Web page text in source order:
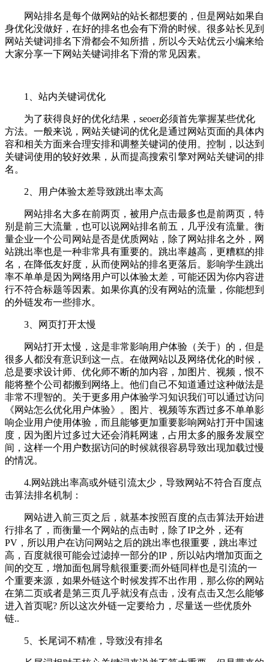
网站排名是每个做网站的站长都想要的，但是网站如果自
身优化没做好，在好的排名也会有下滑的时候。很多站长见到
网站关键词排名下滑都会不知所措，所以今天站优云小编来给
大家分享一下网站关键词排名下滑的常见因素。
1、站内关键词优化
为了获得良好的优化结果，seoer必须首先掌握某些优化
方法。一般来说，网站关键词的优化是通过网站页面的具体内
容和相关方面来合理安排和调整关键词的使用。控制，以达到
关键词使用的较好效果，从而提高搜索引擎对网站关键词的排
名。
2、用户体验太差导致跳出率太高
网站排名大多在前两页，被用户点击最多也是前两页，特
别是前三大流量，也可以说网站排名前五，几乎没有流量。衡
量企业一个公司网站是否是优质网站，除了网站排名之外，网
站跳出率也是一种非常具有重要的。跳出率越高，更糟糕的排
名，在降低友好度，从而使网站的排名更落后。影响学生跳出
率不单单是因为网络用户可以体验太差，可能还因为你内容进
行不符合标题等因素。如果你真的没有网站的流量，你能想到
的外链发布一些排水。
3、网页打开太慢
网站打开太慢，这是非常影响用户体验（关于）的，但是
很多人都没有意识到这一点。在做网站以及网络优化的时候，
总是要求设计师、优化师不断的加内容，加图片、视频，恨不
能将整个公司都搬到网络上。他们自己不知道通过这种做法是
非常不理智的。关于更多用户体验学习知识我们可以通过访问
《网站怎么优化用户体验》。图片、视频等东西过多不单单影
响企业用户使用体验，而且能够更加重要影响网站打开中国速
度，因为图片过多过大还会消耗网速，占用太多的服务发展空
间，这样一个用户数据访问的时候就很容易导致出现加载过慢
的情况。
4.网站跳出率高或外链引流太少，导致网站不符合百度点
击算法排名机制：
网站进入前三页之后，就基本按照百度的点击算法开始进
行排名了，而衡量一个网站的点击时，除了IP之外，还有
PV，所以用户在访问网站之后的跳出率也很重要，跳出率过
高，百度就很可能会过滤掉一部分的IP，所以站内增加页面之
间的交互，增加面包屑导航很重要;而外链同样也是引流的一
个重要来源，如果外链这个时候发挥不出作用，那么你的网站
在第二页或者是第三页几乎就没有点击，没有点击又怎么能够
进入首页呢? 所以这次外链一定要给力，尽量送一些优质外
链..
5、长尾词不精准，导致没有排名